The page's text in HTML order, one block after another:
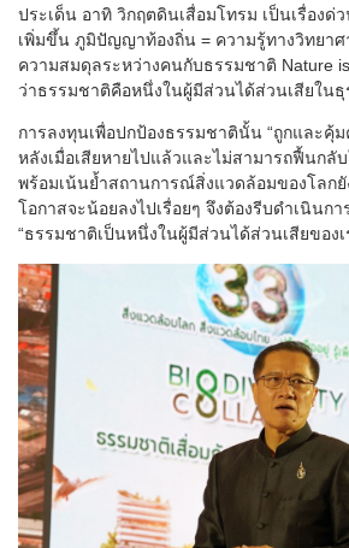
ประเด็น อาทิ วิกฤตดินเสื่อมโทรม เป็นเรื่องด่
เพิ่มขึ้น ภูมิปัญญาท้องถิ่น = ความรู้ทางวิทยา
ความสมดุลระหว่างคนกับธรรมชาติ Nature
ว่าธรรมชาติคือหนึ่งในผู้มีส่วนได้ส่วนเสียในธุ
การลงทุนเพื่อปกป้องธรรมชาตินั้น “ถูกและคุ้
หลังเมื่อเสียหายไปแล้วและไม่สามารถฟื้นกลั
พร้อมเน้นย้ำสถานการณ์สิ่งแวดล้อมของโลกยั
โอกาสจะน้อยลงไปเรื่อยๆ จึงต้องรีบดำเนินกา
“ธรรมชาติเป็นหนึ่งในผู้มีส่วนได้ส่วนเสียของ